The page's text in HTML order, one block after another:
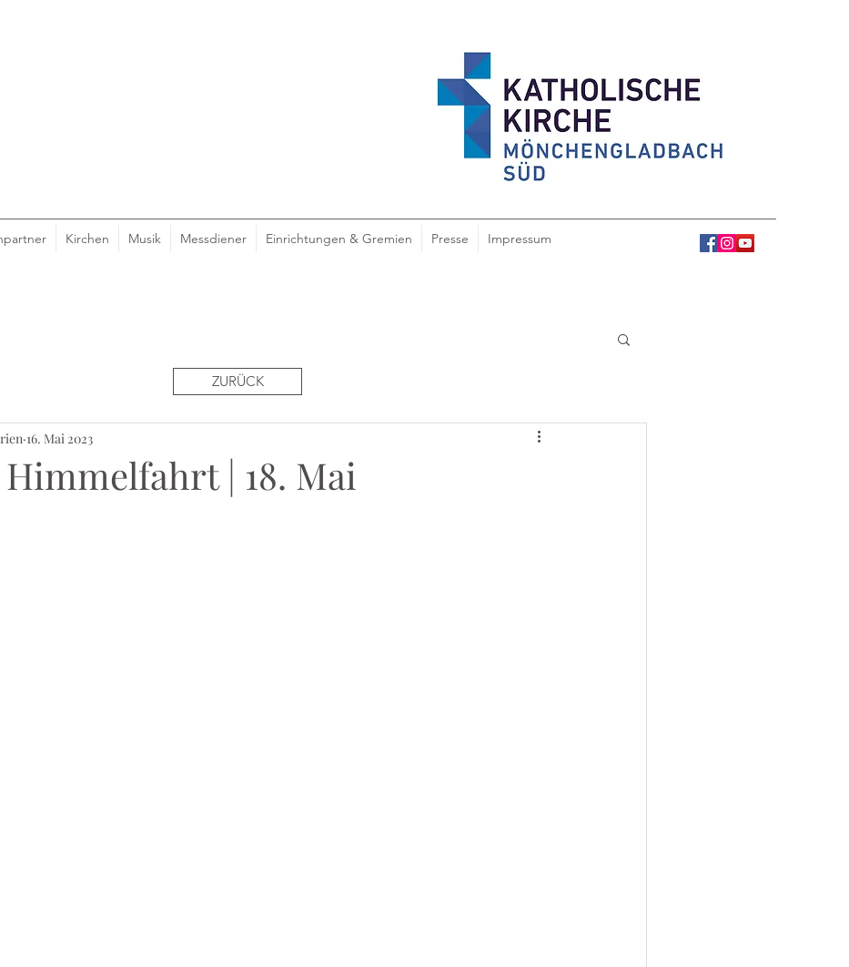
Kirchen Musik Messdiener Einrichtungen & Gremien Presse Impressum
| 18. Mai
16. Mai 2023
ZURÜCK